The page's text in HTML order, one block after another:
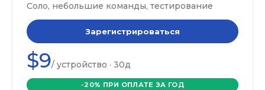
Соло, небольшие команды, тестирование
Зарегистрироваться
$9/ устройство · 30д
-20% ПРИ ОПЛАТЕ ЗА ГОД